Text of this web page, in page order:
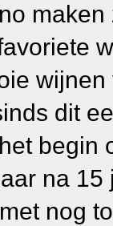
dit
begin
na
nog